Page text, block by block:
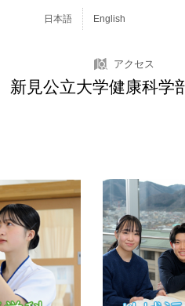
日本語 English
アクセス
新見公立大学健康科